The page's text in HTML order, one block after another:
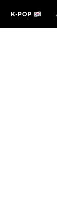
K-POP